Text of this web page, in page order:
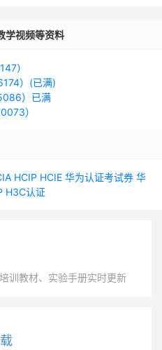
学视频等资料
）
）(已满)
）已满
）
HCIP HCIE 华为认证考试券 华
H3C认证
训教材、实验手册实时更新